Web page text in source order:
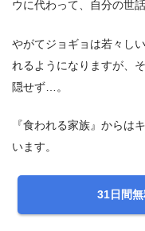
ウに代わって、自分の世
やがてジョギョは若々し
れるようになりますが、
隠せず…。
『食われる家族』からは
います。
31日間